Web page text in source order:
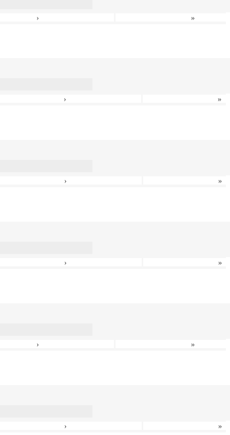
› »
› »
› »
› »
› »
› »